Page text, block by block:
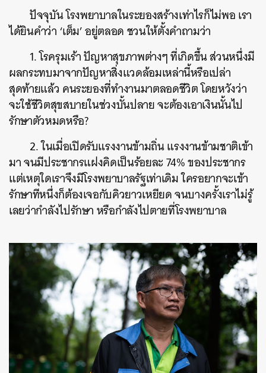
ปัจจุบัน โรงพยาบาลในระยองสร้างเท่าไรก็ไม่พอ เรา
ได้ยินคำว่า ‘เต็ม’ อยู่ตลอด ชวนให้ตั้งคำถามว่า
1.โรครุมเร้า ปัญหาสุขภาพต่างๆ ที่เกิดขึ้น ส่วนหนึ่งมี
ผลกระทบมาจากปัญหาสิ่งแวดล้อมเหล่านี้หรือเปล่า
สุดท้ายแล้ว คนระยองที่ทำงานมาตลอดชีวิต โดยหวังว่า
จะใช้ชีวิตสุขสบายในช่วงบั้นปลาย จะต้องเอาเงินนั้นไป
รักษาตัวหมดหรือ?
2. ในเมื่อเปิดรับแรงงานข้ามถิ่น แรงงานข้ามชาติเข้า
มา จนมีประชากรแฝงคิดเป็นร้อยละ 74% ของประชากร
แต่เหตุใดเราจึงมีโรงพยาบาลรัฐเท่าเดิม ใครอยากจะเข้า
รักษาทีหนึ่งก็ต้องเจอกับคิวยาวเหยียด จนบางครั้งเราไม่รู้
เลยว่ากำลังไปรักษา หรือกำลังไปตายที่โรงพยาบาล
SHARE TWEET LINE EMAIL